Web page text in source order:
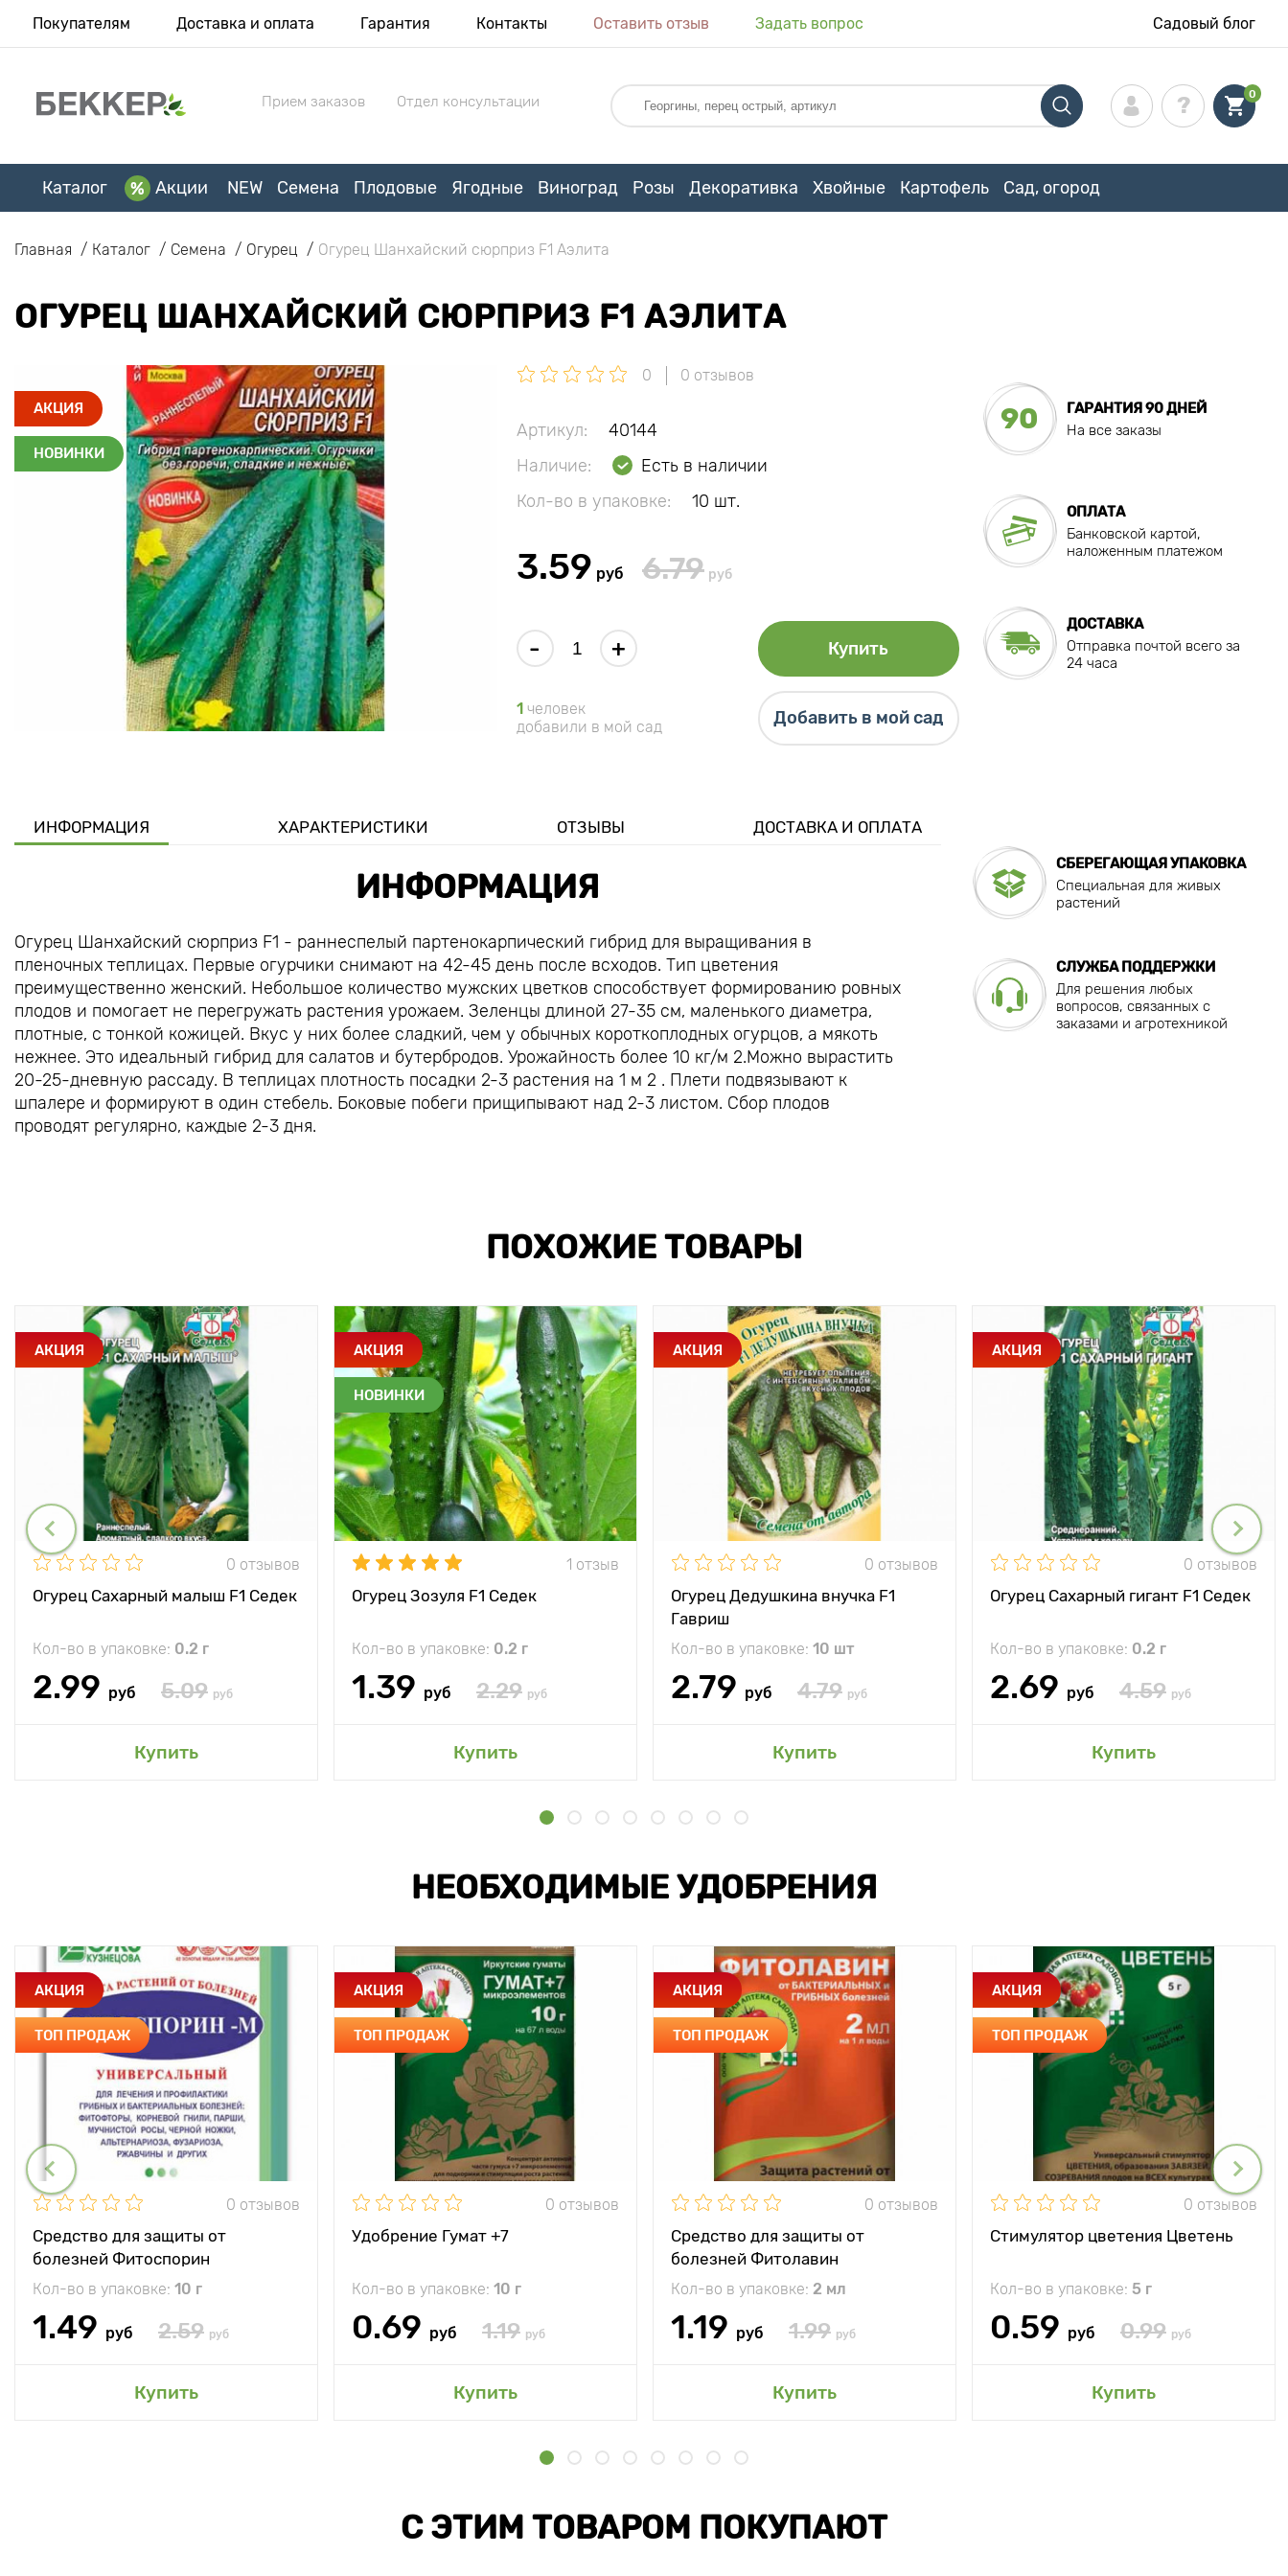
Покупателям Доставка и оплата Гарантия Контакты Оставить отзыв Задать вопрос Садовый блог
Прием заказов Отдел консультации 0
Каталог Акции NEW Семена Плодовые Ягодные Виноград Розы Декоративка Хвойные Картофель Сад, огород
Главная Каталог Семена Огурец Огурец Шанхайский сюрприз F1 Аэлита
ОГУРЕЦ ШАНХАЙСКИЙ СЮРПРИЗ F1 АЭЛИТА
АКЦИЯ
НОВИНКИ
0 0 отзывов
Артикул:
40144
Наличие:
Есть в наличии
Кол-во в упаковке:
10 шт.
3.59 руб 6.79 руб
- + Купить
1 человек
добавили в мой сад
Добавить в мой сад
90
ГАРАНТИЯ 90 ДНЕЙ
На все заказы
ОПЛАТА
Банковской картой,
наложенным платежом
ДОСТАВКА
Отправка почтой всего за
24 часа
ИНФОРМАЦИЯ ХАРАКТЕРИСТИКИ ОТЗЫВЫ ДОСТАВКА И ОПЛАТА
ИНФОРМАЦИЯ
Огурец Шанхайский сюрприз F1 - раннеспелый партенокарпический гибрид для выращивания в
пленочных теплицах. Первые огурчики снимают на 42-45 день после всходов. Тип цветения
преимущественно женский. Небольшое количество мужских цветков способствует формированию ровных
плодов и помогает не перегружать растения урожаем. Зеленцы длиной 27-35 см, маленького диаметра,
плотные, с тонкой кожицей. Вкус у них более сладкий, чем у обычных короткоплодных огурцов, а мякоть
нежнее. Это идеальный гибрид для салатов и бутербродов. Урожайность более 10 кг/м 2.Можно вырастить
20-25-дневную рассаду. В теплицах плотность посадки 2-3 растения на 1 м 2 . Плети подвязывают к
шпалере и формируют в один стебель. Боковые побеги прищипывают над 2-3 листом. Сбор плодов
проводят регулярно, каждые 2-3 дня.
СБЕРЕГАЮЩАЯ УПАКОВКА
Специальная для живых
растений
СЛУЖБА ПОДДЕРЖКИ
Для решения любых
вопросов, связанных с
заказами и агротехникой
ПОХОЖИЕ ТОВАРЫ
АКЦИЯ
0 отзывов
Огурец Сахарный малыш F1 Седек
Кол-во в упаковке: 0.2 г
2.99 руб 5.09 руб
Купить
АКЦИЯ
НОВИНКИ
1 отзыв
Огурец Зозуля F1 Седек
Кол-во в упаковке: 0.2 г
1.39 руб 2.29 руб
Купить
АКЦИЯ
0 отзывов
Огурец Дедушкина внучка F1
Гавриш
Кол-во в упаковке: 10 шт
2.79 руб 4.79 руб
Купить
АКЦИЯ
0 отзывов
Огурец Сахарный гигант F1 Седек
Кол-во в упаковке: 0.2 г
2.69 руб 4.59 руб
Купить
НЕОБХОДИМЫЕ УДОБРЕНИЯ
АКЦИЯ
ТОП ПРОДАЖ
0 отзывов
Средство для защиты от
болезней Фитоспорин
Кол-во в упаковке: 10 г
1.49 руб 2.59 руб
Купить
АКЦИЯ
ТОП ПРОДАЖ
0 отзывов
Удобрение Гумат +7
Кол-во в упаковке: 10 г
0.69 руб 1.19 руб
Купить
АКЦИЯ
ТОП ПРОДАЖ
0 отзывов
Средство для защиты от
болезней Фитолавин
Кол-во в упаковке: 2 мл
1.19 руб 1.99 руб
Купить
АКЦИЯ
ТОП ПРОДАЖ
0 отзывов
Стимулятор цветения Цветень
Кол-во в упаковке: 5 г
0.59 руб 0.99 руб
Купить
С ЭТИМ ТОВАРОМ ПОКУПАЮТ